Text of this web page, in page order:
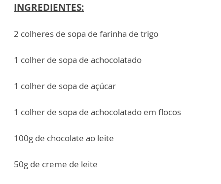
INGREDIENTES:
2 colheres de sopa de farinha de trigo
1 colher de sopa de achocolatado
1 colher de sopa de açúcar
1 colher de sopa de achocolatado em flocos
100g de chocolate ao leite
50g de creme de leite